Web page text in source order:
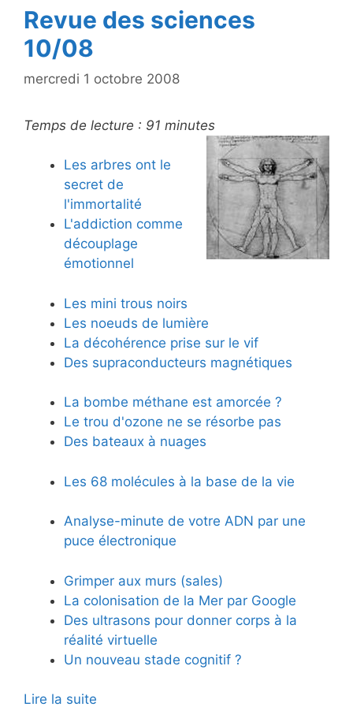
Revue des sciences
10/08
mercredi 1 octobre 2008
Temps de lecture : 91 minutes
Les arbres ont le
secret de
l'immortalité
L'addiction comme
découplage
émotionnel
Les mini trous noirs
Les noeuds de lumière
La décohérence prise sur le vif
Des supraconducteurs magnétiques
La bombe méthane est amorcée ?
Le trou d'ozone ne se résorbe pas
Des bateaux à nuages
Les 68 molécules à la base de la vie
Analyse-minute de votre ADN par une
puce électronique
Grimper aux murs (sales)
La colonisation de la Mer par Google
Des ultrasons pour donner corps à la
réalité virtuelle
Un nouveau stade cognitif ?
Lire la suite